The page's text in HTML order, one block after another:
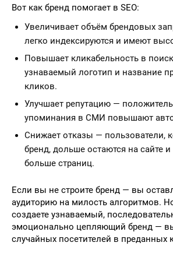
Вот как бренд помогает в SEO:
Увеличивает объём брендовых
легко индексируются и имеют
Повышает кликабельность в
узнаваемый логотип и название
кликов.
Улучшает репутацию —
упоминания в СМИ повышают
Снижает отказы — пользователи,
бренд, дольше остаются на сайте
больше страниц.
Если вы не строите бренд — вы
аудиторию на милость алгоритмов.
создаете узнаваемый,
эмоционально цепляющий бренд —
случайных посетителей в преданных